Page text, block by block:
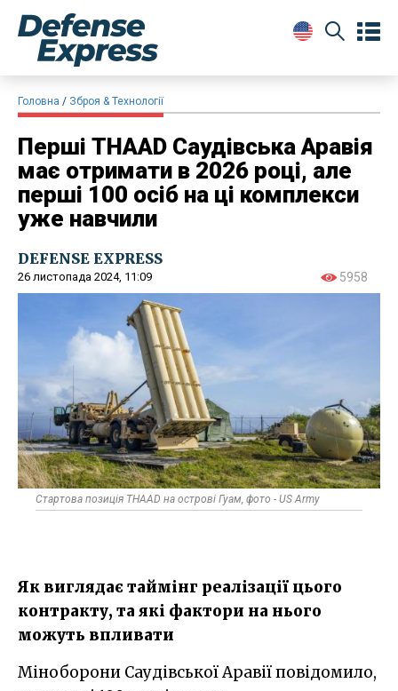
Головна Зброя & Технології
Перші THAAD Саудівська Аравія
має отримати в 2026 році, але
перші 100 осіб на ці комплекси
уже навчили
DEFENSE EXPRESS
26 листопада 2024, 11:09 5958
Стартова позиція THAAD на острові Гуам, фото - US Army
Як виглядає таймінг реалізації цього
контракту, та які фактори на нього
можуть впливати
Міноборони Саудівської Аравії повідомило,